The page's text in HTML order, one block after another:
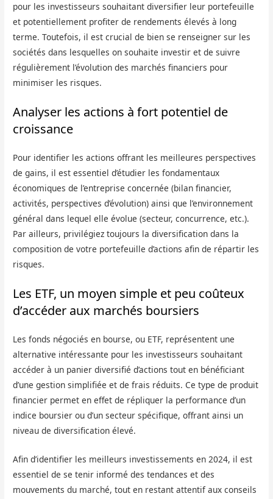
pour les investisseurs souhaitant diversifier leur portefeuille
et potentiellement profiter de rendements élevés à long
terme. Toutefois, il est crucial de bien se renseigner sur les
sociétés dans lesquelles on souhaite investir et de suivre
régulièrement l’évolution des marchés financiers pour
minimiser les risques.
Analyser les actions à fort potentiel de
croissance
Pour identifier les actions offrant les meilleures perspectives
de gains, il est essentiel d’étudier les fondamentaux
économiques de l’entreprise concernée (bilan financier,
activités, perspectives d’évolution) ainsi que l’environnement
général dans lequel elle évolue (secteur, concurrence, etc.).
Par ailleurs, privilégiez toujours la diversification dans la
composition de votre portefeuille d’actions afin de répartir les
risques.
Les ETF, un moyen simple et peu coûteux
d’accéder aux marchés boursiers
Les fonds négociés en bourse, ou ETF, représentent une
alternative intéressante pour les investisseurs souhaitant
accéder à un panier diversifié d’actions tout en bénéficiant
d’une gestion simplifiée et de frais réduits. Ce type de produit
financier permet en effet de répliquer la performance d’un
indice boursier ou d’un secteur spécifique, offrant ainsi un
niveau de diversification élevé.
Afin d’identifier les meilleurs investissements en 2024, il est
essentiel de se tenir informé des tendances et des
mouvements du marché, tout en restant attentif aux conseils